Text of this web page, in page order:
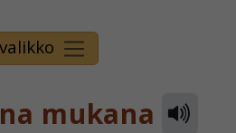
mukana